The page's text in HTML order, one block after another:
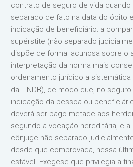
contrato de seguro de vida
separado de fato na data do óbito
indicação de beneficiário: a
supérstite (não separado
dispõe de forma lacunosa sobre o
interpretação da norma mais
ordenamento jurídico a
da LINDB), de modo que, no
indicação da pessoa ou
deverá ser pago metade aos
segundo a vocação hereditária, e
cônjuge não separado
desde que comprovada, nessa
estável. Exegese que privilegia a